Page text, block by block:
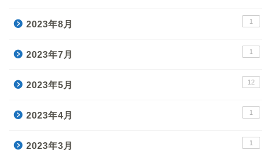
2023年8月 1
2023年7月 1
2023年5月 12
2023年4月 1
2023年3月 1